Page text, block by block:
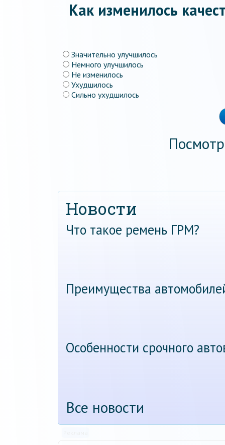
Как изменилось
Значительно улучшилось
Немного улучшилось
Не изменилось
Ухудшилось
Сильно ухудшилось
Новости
Что такое ремень ГРМ?
Преимущества
Особенности срочного
Все новости